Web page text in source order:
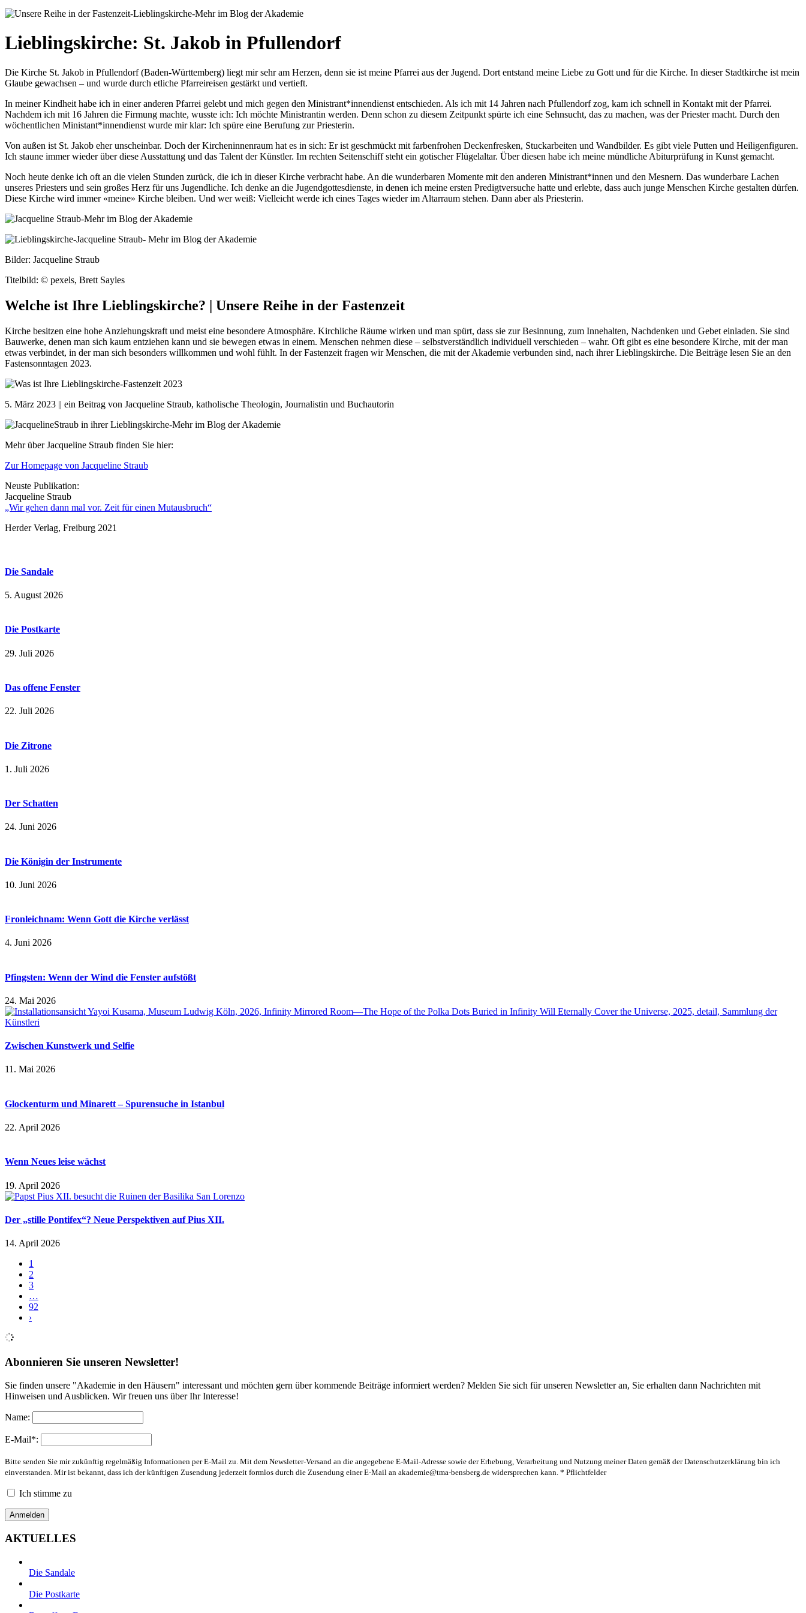
Lieblingskirche: St. Jakob in Pfullendorf
Die Kirche St. Jakob in Pfullendorf (Baden-Württemberg) liegt mir sehr am Herzen, denn sie ist meine Pfarrei aus der Jugend. Dort entstand meine Liebe zu Gott und für die Kirche. In dieser Stadtkirche ist mein
Glaube gewachsen – und wurde durch etliche Pfarreireisen gestärkt und vertieft.
In meiner Kindheit habe ich in einer anderen Pfarrei gelebt und mich gegen den Ministrant*innendienst entschieden. Als ich mit 14 Jahren nach Pfullendorf zog, kam ich schnell in Kontakt mit der Pfarrei.
Nachdem ich mit 16 Jahren die Firmung machte, wusste ich: Ich möchte Ministrantin werden. Denn schon zu diesem Zeitpunkt spürte ich eine Sehnsucht, das zu machen, was der Priester macht. Durch den
wöchentlichen Ministant*innendienst wurde mir klar: Ich spüre eine Berufung zur Priesterin.
Von außen ist St. Jakob eher unscheinbar. Doch der Kircheninnenraum hat es in sich: Er ist geschmückt mit farbenfrohen Deckenfresken, Stuckarbeiten und Wandbilder. Es gibt viele Putten und Heiligenfiguren.
Ich staune immer wieder über diese Ausstattung und das Talent der Künstler. Im rechten Seitenschiff steht ein gotischer Flügelaltar. Über diesen habe ich meine mündliche Abiturprüfung in Kunst gemacht.
Noch heute denke ich oft an die vielen Stunden zurück, die ich in dieser Kirche verbracht habe. An die wunderbaren Momente mit den anderen Ministrant*innen und den Mesnern. Das wunderbare Lachen
unseres Priesters und sein großes Herz für uns Jugendliche. Ich denke an die Jugendgottesdienste, in denen ich meine ersten Predigtversuche hatte und erlebte, dass auch junge Menschen Kirche gestalten dürfen.
Diese Kirche wird immer «meine» Kirche bleiben. Und wer weiß: Vielleicht werde ich eines Tages wieder im Altarraum stehen. Dann aber als Priesterin.
Bilder: Jacqueline Straub
Titelbild: © pexels, Brett Sayles
Welche ist Ihre Lieblingskirche? | Unsere Reihe in der Fastenzeit
Kirche besitzen eine hohe Anziehungskraft und meist eine besondere Atmosphäre. Kirchliche Räume wirken und man spürt, dass sie zur Besinnung, zum Innehalten, Nachdenken und Gebet einladen. Sie sind
Bauwerke, denen man sich kaum entziehen kann und sie bewegen etwas in einem. Menschen nehmen diese – selbstverständlich individuell verschieden – wahr. Oft gibt es eine besondere Kirche, mit der man
etwas verbindet, in der man sich besonders willkommen und wohl fühlt. In der Fastenzeit fragen wir Menschen, die mit der Akademie verbunden sind, nach ihrer Lieblingskirche. Die Beiträge lesen Sie an den
Fastensonntagen 2023.
5. März 2023 || ein Beitrag von Jacqueline Straub, katholische Theologin, Journalistin und Buchautorin
Mehr über Jacqueline Straub finden Sie hier:
Zur Homepage von Jacqueline Straub
Neuste Publikation:
Jacqueline Straub
„Wir gehen dann mal vor. Zeit für einen Mutausbruch“
Herder Verlag, Freiburg 2021
Die Sandale
5. August 2026
Die Postkarte
29. Juli 2026
Das offene Fenster
22. Juli 2026
Die Zitrone
1. Juli 2026
Der Schatten
24. Juni 2026
Die Königin der Instrumente
10. Juni 2026
Fronleichnam: Wenn Gott die Kirche verlässt
4. Juni 2026
Pfingsten: Wenn der Wind die Fenster aufstößt
24. Mai 2026
Zwischen Kunstwerk und Selfie
11. Mai 2026
Glockenturm und Minarett – Spurensuche in Istanbul
22. April 2026
Wenn Neues leise wächst
19. April 2026
Der „stille Pontifex“? Neue Perspektiven auf Pius XII.
14. April 2026
1
2
3
…
92
›
Abonnieren Sie unseren Newsletter!
Sie finden unsere "Akademie in den Häusern" interessant und möchten gern über kommende Beiträge informiert werden? Melden Sie sich für unseren Newsletter an, Sie erhalten dann Nachrichten mit
Hinweisen und Ausblicken. Wir freuen uns über Ihr Interesse!
Name:
E-Mail*:
Bitte senden Sie mir zukünftig regelmäßig Informationen per E-Mail zu. Mit dem Newsletter-Versand an die angegebene E-Mail-Adresse sowie der Erhebung, Verarbeitung und Nutzung meiner Daten gemäß der Datenschutzerklärung bin ich
einverstanden. Mir ist bekannt, dass ich der künftigen Zusendung jederzeit formlos durch die Zusendung einer E-Mail an akademie@tma-bensberg.de widersprechen kann. * Pflichtfelder
Ich stimme zu
AKTUELLES
Die Sandale
Die Postkarte